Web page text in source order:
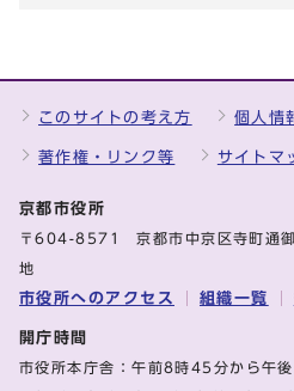
このサイトの考え方 個人情
著作権・リンク等 サイトマ
京都市役所
〒604-8571 京都市中京区寺町通
地
市役所へのアクセス 組織一覧
開庁時間
市役所本庁舎：午前8時45分から午